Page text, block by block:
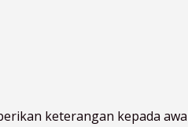
keterangan kepada